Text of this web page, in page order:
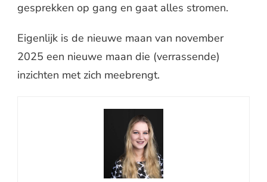
gesprekken op gang en gaat alles stromen.
Eigenlijk is de nieuwe maan van november
2025 een nieuwe maan die (verrassende)
inzichten met zich meebrengt.